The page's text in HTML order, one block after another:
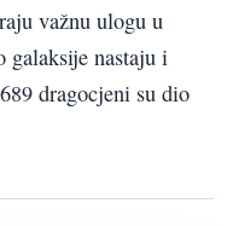
važnu ulogu u
galaksije nastaju i
dragocjeni su dio